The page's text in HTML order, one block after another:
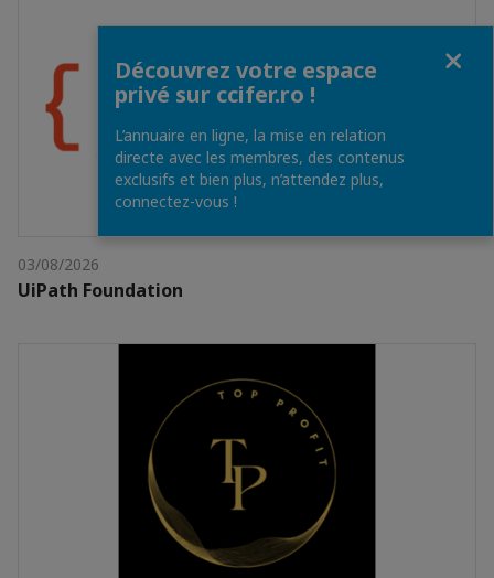
03/08/2026
UiPath Foundation
Découvrez votre espace
privé sur ccifer.ro !
L’annuaire en ligne, la mise en relation
directe avec les membres, des contenus
exclusifs et bien plus, n’attendez plus,
connectez-vous !